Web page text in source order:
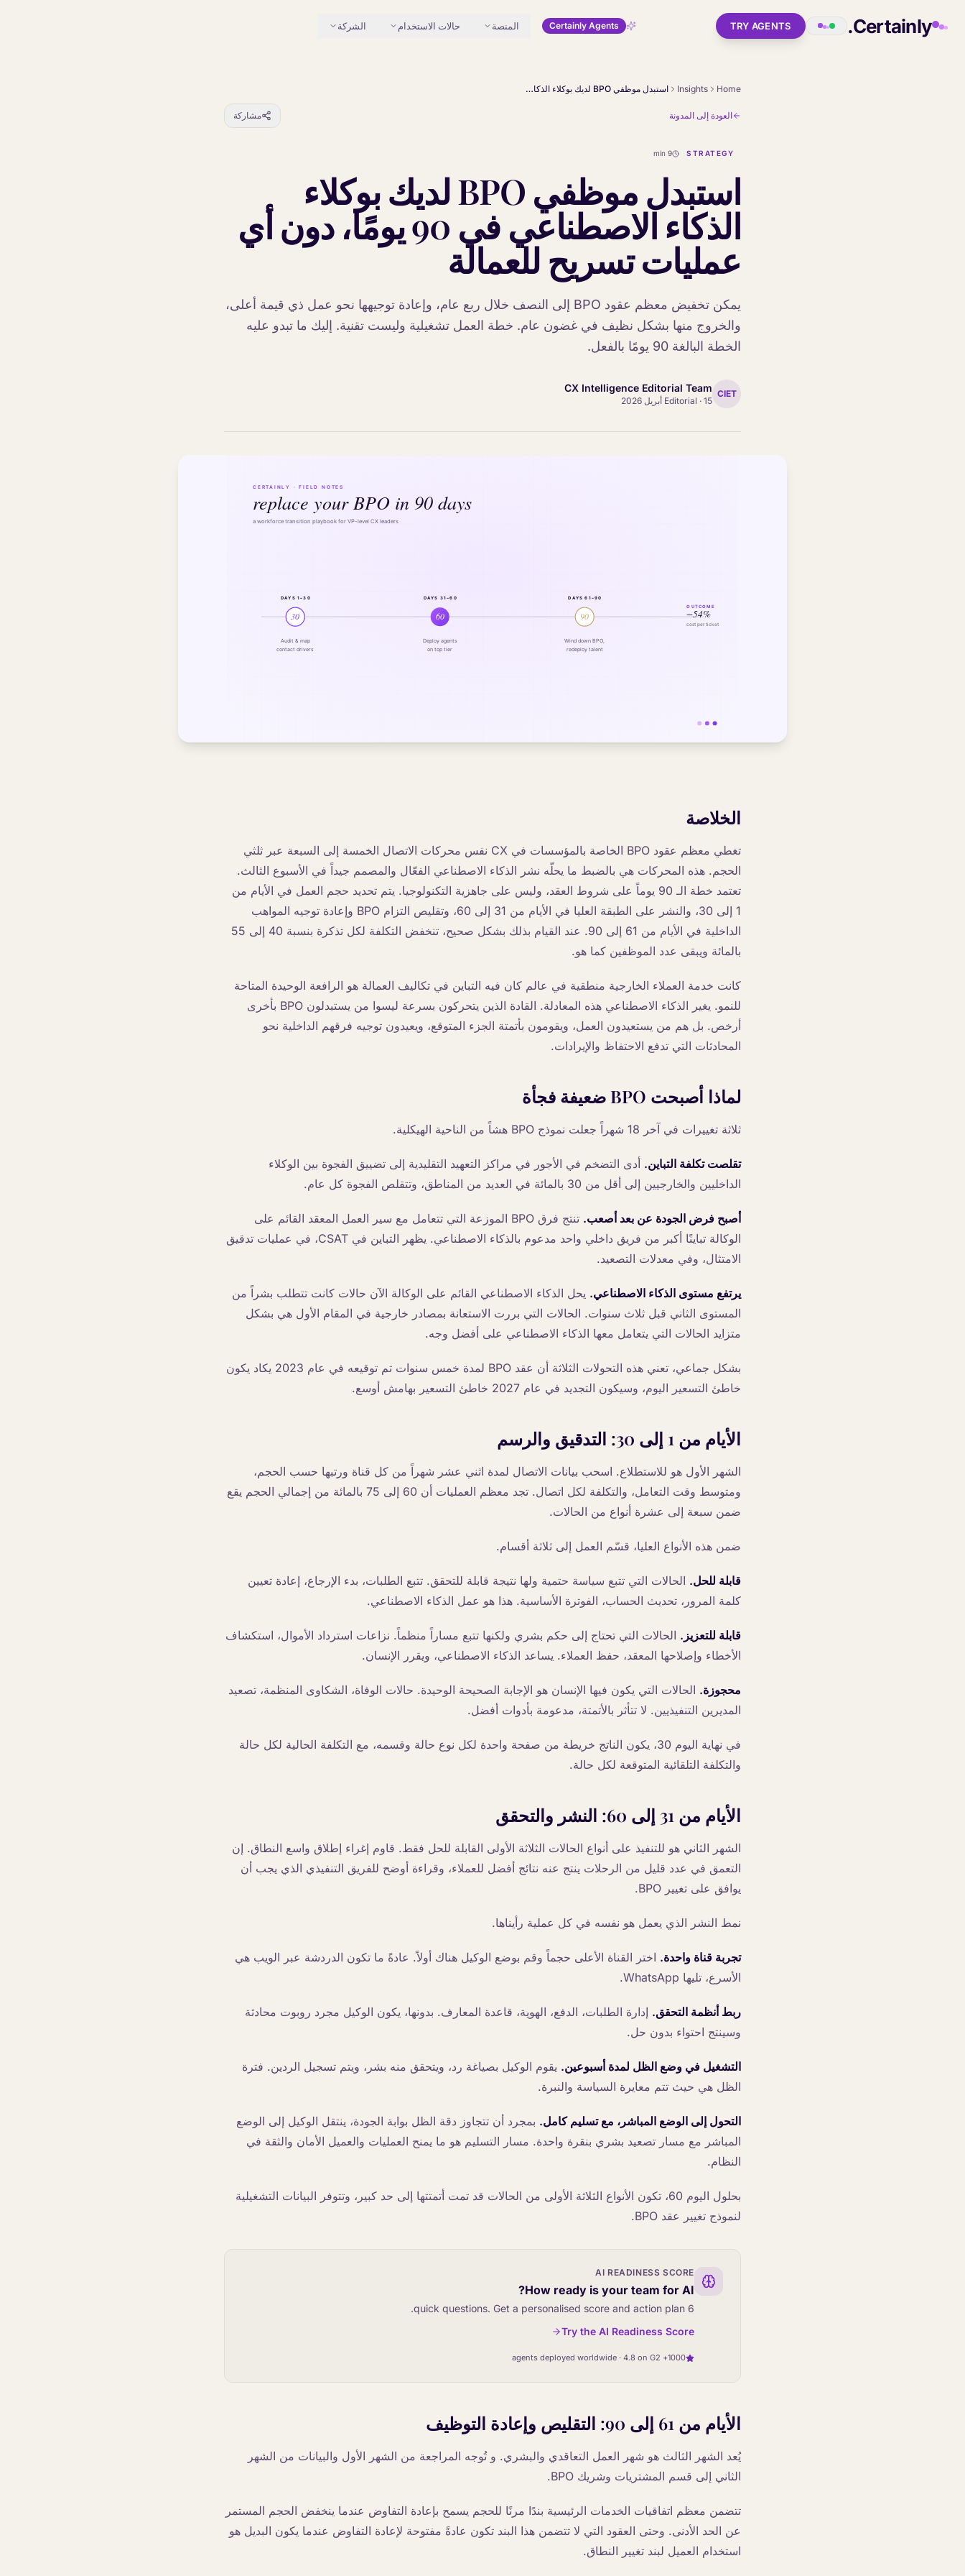
Certainly.
Certainly Agents المنصة حالات الاستخدام الشركة TRY AGENTS
Home
Insights استبدل موظفي BPO لديك بوكلاء الذكاء الاصطناعي في 90 يومًا، دون أي عمليات تسريح للعمالة
العودة إلى المدونة مشاركة
STRATEGY
9 min
استبدل موظفي BPO لديك بوكلاء
الذكاء الاصطناعي في 90 يومًا، دون أي
عمليات تسريح للعمالة
يمكن تخفيض معظم عقود BPO إلى النصف خلال ربع عام، وإعادة توجيهها نحو عمل ذي قيمة أعلى،
والخروج منها بشكل نظيف في غضون عام. خطة العمل تشغيلية وليست تقنية. إليك ما تبدو عليه
الخطة البالغة 90 يومًا بالفعل.
CIET
CX Intelligence Editorial Team
Editorial · 15 أبريل 2026
الخلاصة
تغطي معظم عقود BPO الخاصة بالمؤسسات في CX نفس محركات الاتصال الخمسة إلى السبعة عبر ثلثي
الحجم. هذه المحركات هي بالضبط ما يحلّه نشر الذكاء الاصطناعي الفعّال والمصمم جيداً في الأسبوع الثالث.
تعتمد خطة الـ 90 يوماً على شروط العقد، وليس على جاهزية التكنولوجيا. يتم تحديد حجم العمل في الأيام من
1 إلى 30، والنشر على الطبقة العليا في الأيام من 31 إلى 60، وتقليص التزام BPO وإعادة توجيه المواهب
الداخلية في الأيام من 61 إلى 90. عند القيام بذلك بشكل صحيح، تنخفض التكلفة لكل تذكرة بنسبة 40 إلى 55
بالمائة ويبقى عدد الموظفين كما هو.
كانت خدمة العملاء الخارجية منطقية في عالم كان فيه التباين في تكاليف العمالة هو الرافعة الوحيدة المتاحة
للنمو. يغير الذكاء الاصطناعي هذه المعادلة. القادة الذين يتحركون بسرعة ليسوا من يستبدلون BPO بأخرى
أرخص. بل هم من يستعيدون العمل، ويقومون بأتمتة الجزء المتوقع، ويعيدون توجيه فرقهم الداخلية نحو
المحادثات التي تدفع الاحتفاظ والإيرادات.
لماذا أصبحت BPO ضعيفة فجأة
ثلاثة تغييرات في آخر 18 شهراً جعلت نموذج BPO هشاً من الناحية الهيكلية.
تقلصت تكلفة التباين. أدى التضخم في الأجور في مراكز التعهيد التقليدية إلى تضييق الفجوة بين الوكلاء
الداخليين والخارجيين إلى أقل من 30 بالمائة في العديد من المناطق، وتتقلص الفجوة كل عام.
أصبح فرض الجودة عن بعد أصعب.
تنتج فرق BPO الموزعة التي تتعامل مع سير العمل المعقد القائم على
الوكالة تباينًا أكبر من فريق داخلي واحد مدعوم بالذكاء الاصطناعي. يظهر التباين في CSAT، في عمليات تدقيق
الامتثال، وفي معدلات التصعيد.
يرتفع مستوى الذكاء الاصطناعي. يحل الذكاء الاصطناعي القائم على الوكالة الآن حالات كانت تتطلب بشراً من
المستوى الثاني قبل ثلاث سنوات. الحالات التي بررت الاستعانة بمصادر خارجية في المقام الأول هي بشكل
متزايد الحالات التي يتعامل معها الذكاء الاصطناعي على أفضل وجه.
بشكل جماعي، تعني هذه التحولات الثلاثة أن عقد BPO لمدة خمس سنوات تم توقيعه في عام 2023 يكاد يكون
خاطئ التسعير اليوم، وسيكون التجديد في عام 2027 خاطئ التسعير بهامش أوسع.
الأيام من 1 إلى 30: التدقيق والرسم
الشهر الأول هو للاستطلاع. اسحب بيانات الاتصال لمدة اثني عشر شهراً من كل قناة ورتبها حسب الحجم،
ومتوسط وقت التعامل، والتكلفة لكل اتصال. تجد معظم العمليات أن 60 إلى 75 بالمائة من إجمالي الحجم يقع
ضمن سبعة إلى عشرة أنواع من الحالات.
ضمن هذه الأنواع العليا، قسّم العمل إلى ثلاثة أقسام.
قابلة للحل. الحالات التي تتبع سياسة حتمية ولها نتيجة قابلة للتحقق. تتبع الطلبات، بدء الإرجاع، إعادة تعيين
كلمة المرور، تحديث الحساب، الفوترة الأساسية. هذا هو عمل الذكاء الاصطناعي.
قابلة للتعزيز. الحالات التي تحتاج إلى حكم بشري ولكنها تتبع مساراً منظماً. نزاعات استرداد الأموال، استكشاف
الأخطاء وإصلاحها المعقد، حفظ العملاء. يساعد الذكاء الاصطناعي، ويقرر الإنسان.
محجوزة. الحالات التي يكون فيها الإنسان هو الإجابة الصحيحة الوحيدة. حالات الوفاة، الشكاوى المنظمة، تصعيد
المديرين التنفيذيين. لا تتأثر بالأتمتة، مدعومة بأدوات أفضل.
في نهاية اليوم 30، يكون الناتج خريطة من صفحة واحدة لكل نوع حالة وقسمه، مع التكلفة الحالية لكل حالة
والتكلفة التلقائية المتوقعة لكل حالة.
الأيام من 31 إلى 60: النشر والتحقق
الشهر الثاني هو للتنفيذ على أنواع الحالات الثلاثة الأولى القابلة للحل فقط. قاوم إغراء إطلاق واسع النطاق. إن
التعمق في عدد قليل من الرحلات ينتج عنه نتائج أفضل للعملاء، وقراءة أوضح للفريق التنفيذي الذي يجب أن
يوافق على تغيير BPO.
نمط النشر الذي يعمل هو نفسه في كل عملية رأيناها.
تجربة قناة واحدة. اختر القناة الأعلى حجماً وقم بوضع الوكيل هناك أولاً. عادةً ما تكون الدردشة عبر الويب هي
الأسرع، تليها WhatsApp.
ربط أنظمة التحقق. إدارة الطلبات، الدفع، الهوية، قاعدة المعارف. بدونها، يكون الوكيل مجرد روبوت محادثة
وسينتج احتواء بدون حل.
التشغيل في وضع الظل لمدة أسبوعين. يقوم الوكيل بصياغة رد، ويتحقق منه بشر، ويتم تسجيل الردين. فترة
الظل هي حيث تتم معايرة السياسة والنبرة.
التحول إلى الوضع المباشر، مع تسليم كامل. بمجرد أن تتجاوز دقة الظل بوابة الجودة، ينتقل الوكيل إلى الوضع
المباشر مع مسار تصعيد بشري بنقرة واحدة. مسار التسليم هو ما يمنح العمليات والعميل الأمان والثقة في
النظام.
بحلول اليوم 60، تكون الأنواع الثلاثة الأولى من الحالات قد تمت أتمتتها إلى حد كبير، وتتوفر البيانات التشغيلية
لنموذج تغيير عقد BPO.
AI READINESS SCORE
How ready is your team for AI?
6 quick questions. Get a personalised score and action plan.
Try the AI Readiness Score
1000+ agents deployed worldwide · 4.8 on G2
الأيام من 61 إلى 90: التقليص وإعادة التوظيف
يُعد الشهر الثالث هو شهر العمل التعاقدي والبشري. و تُوجه المراجعة من الشهر الأول والبيانات من الشهر
الثاني إلى قسم المشتريات وشريك BPO.
تتضمن معظم اتفاقيات الخدمات الرئيسية بندًا مرنًا للحجم يسمح بإعادة التفاوض عندما ينخفض الحجم المستمر
عن الحد الأدنى. وحتى العقود التي لا تتضمن هذا البند تكون عادةً مفتوحة لإعادة التفاوض عندما يكون البديل هو
استخدام العميل لبند تغيير النطاق.